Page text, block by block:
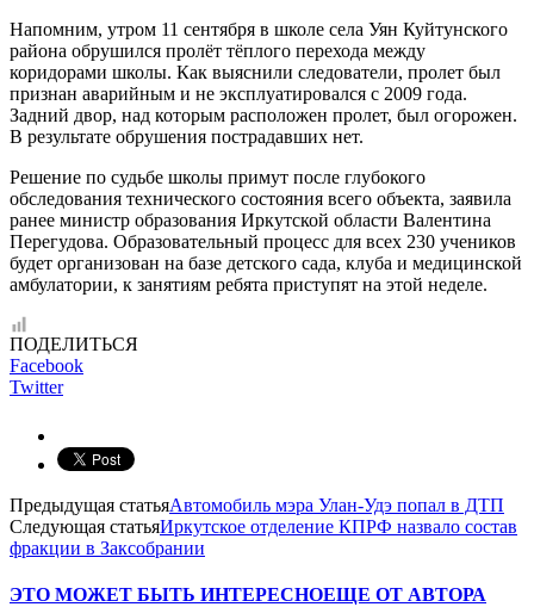
Напомним, утром 11 сентября в школе села Уян Куйтунского
района обрушился пролёт тёплого перехода между
коридорами школы. Как выяснили следователи, пролет был
признан аварийным и не эксплуатировался с 2009 года.
Задний двор, над которым расположен пролет, был огорожен.
В результате обрушения пострадавших нет.
Решение по судьбе школы примут после глубокого
обследования технического состояния всего объекта, заявила
ранее министр образования Иркутской области Валентина
Перегудова. Образовательный процесс для всех 230 учеников
будет организован на базе детского сада, клуба и медицинской
амбулатории, к занятиям ребята приступят на этой неделе.
ПОДЕЛИТЬСЯ
Facebook
Twitter
Предыдущая статьяАвтомобиль мэра Улан-Удэ попал в ДТП
Следующая статьяИркутское отделение КПРФ назвало состав
фракции в Заксобрании
ЭТО МОЖЕТ БЫТЬ ИНТЕРЕСНОЕЩЕ ОТ АВТОРА